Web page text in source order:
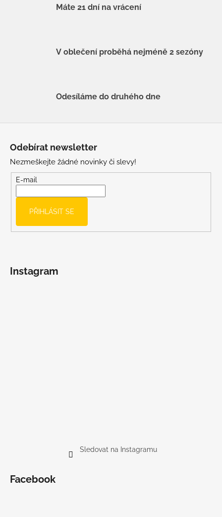
Máte 21 dní na vrácení
V oblečení proběhá nejméně 2 sezóny
Odesíláme do druhého dne
Odebírat newsletter
Nezmeškejte žádné novinky či slevy!
E-mail
PŘIHLÁSIT SE
Instagram
Sledovat na Instagramu
Facebook